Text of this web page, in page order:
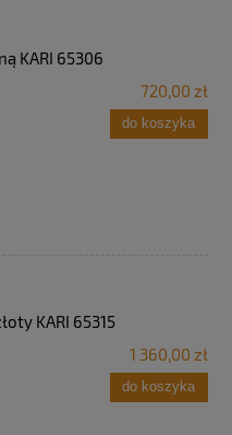
KARI 65306
720,00 zł
do koszyka
KARI 65315
1 360,00 zł
do koszyka